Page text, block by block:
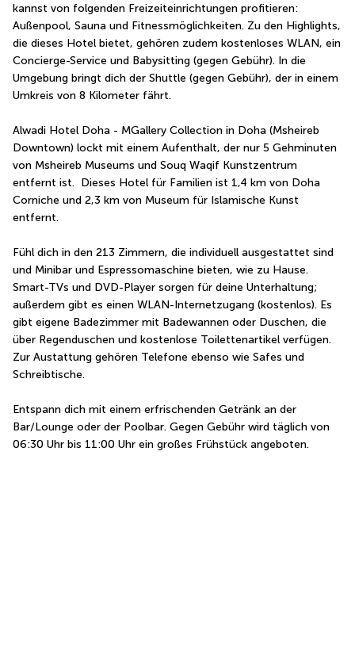
kannst von folgenden Freizeiteinrichtungen profitieren:
Außenpool, Sauna und Fitnessmöglichkeiten. Zu den Highlights,
die dieses Hotel bietet, gehören zudem kostenloses WLAN, ein
Concierge-Service und Babysitting (gegen Gebühr). In die
Umgebung bringt dich der Shuttle (gegen Gebühr), der in einem
Umkreis von 8 Kilometer fährt.
Alwadi Hotel Doha - MGallery Collection in Doha (Msheireb
Downtown) lockt mit einem Aufenthalt, der nur 5 Gehminuten
von Msheireb Museums und Souq Waqif Kunstzentrum
entfernt ist.  Dieses Hotel für Familien ist 1,4 km von Doha
Corniche und 2,3 km von Museum für Islamische Kunst
entfernt.
Fühl dich in den 213 Zimmern, die individuell ausgestattet sind
und Minibar und Espressomaschine bieten, wie zu Hause.
Smart-TVs und DVD-Player sorgen für deine Unterhaltung;
außerdem gibt es einen WLAN-Internetzugang (kostenlos). Es
gibt eigene Badezimmer mit Badewannen oder Duschen, die
über Regenduschen und kostenlose Toilettenartikel verfügen.
Zur Austattung gehören Telefone ebenso wie Safes und
Schreibtische.
Entspann dich mit einem erfrischenden Getränk an der
Bar/Lounge oder der Poolbar. Gegen Gebühr wird täglich von
06:30 Uhr bis 11:00 Uhr ein großes Frühstück angeboten.